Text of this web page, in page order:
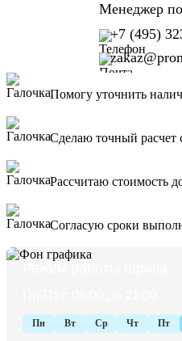
Менеджер
+7 (495)
Помогу уточнить
Сделаю точный расчет
Рассчитаю стоимость
Согласую сроки
Пн Вт Ср Чт Пт